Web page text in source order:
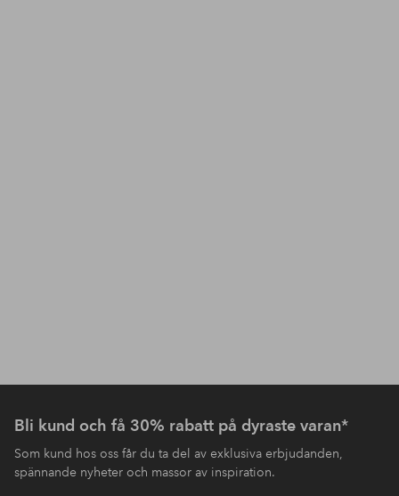
Bli kund och få 30% rabatt på dyraste varan*
Som kund hos oss får du ta del av exklusiva erbjudanden,
spännande nyheter och massor av inspiration.